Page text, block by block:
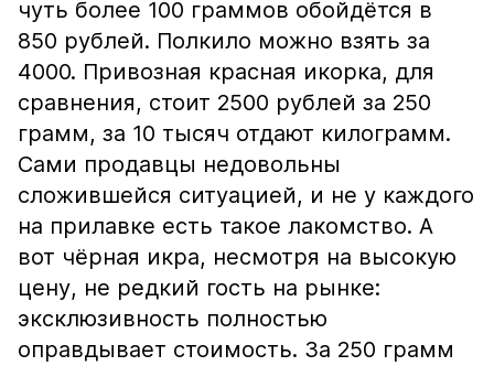
чуть более 100 граммов обойдётся в
850 рублей. Полкило можно взять за
4000. Привозная красная икорка, для
сравнения, стоит 2500 рублей за 250
грамм, за 10 тысяч отдают килограмм.
Сами продавцы недовольны
сложившейся ситуацией, и не у каждого
на прилавке есть такое лакомство. А
вот чёрная икра, несмотря на высокую
цену, не редкий гость на рынке:
эксклюзивность полностью
оправдывает стоимость. За 250 грамм